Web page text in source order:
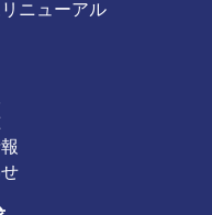
ニューアル